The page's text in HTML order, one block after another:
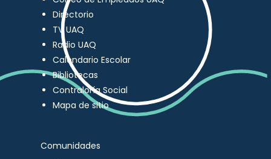
Directorio
TV UAQ
Radio UAQ
Calendario Escolar
Bibliotecas
Contraloría Social
Mapa de sitio
Comunidades